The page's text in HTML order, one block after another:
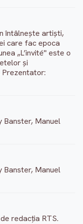
Martin (în
întâlnește artiști,
care fac epoca
„L’invité'' este o
și
Banster, Manuel
Banster, Manuel
redacţia RTS.